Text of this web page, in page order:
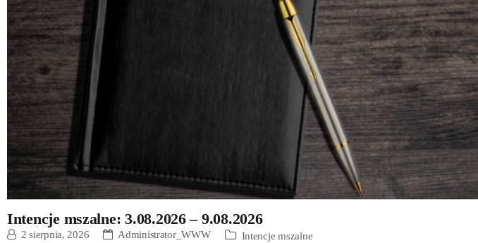
Intencje mszalne: 3.08.2026 – 9.08.2026
2 sierpnia, 2026 Administrator_WWW Intencje mszalne